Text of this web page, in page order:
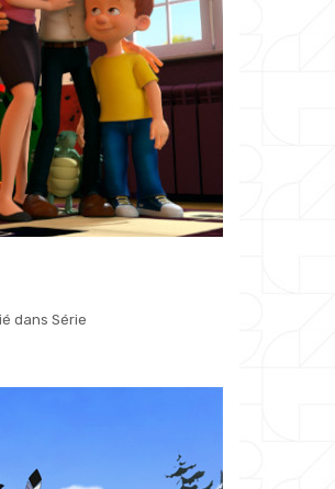
dans Série